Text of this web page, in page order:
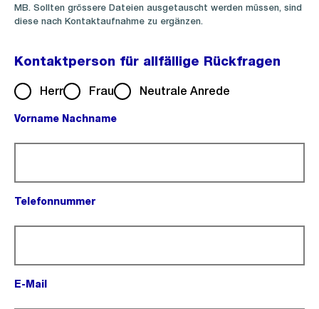
MB. Sollten grössere Dateien ausgetauscht werden müssen, sind
diese nach Kontaktaufnahme zu ergänzen.
Kontaktperson für allfällige Rückfragen
Herr Frau Neutrale Anrede
Vorname Nachname
Telefonnummer
E-Mail